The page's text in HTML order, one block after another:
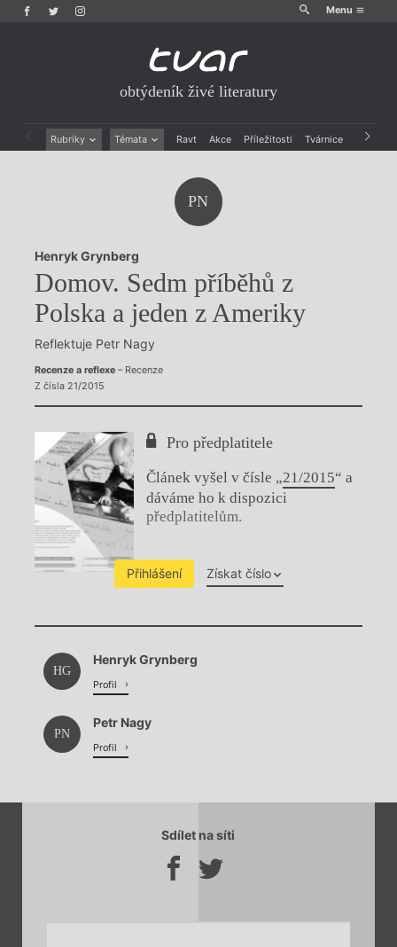
Menu
obtýdeník živé literatury
Rubriky Témata Ravt Akce Příležitosti Tvárnice Archiv
Rozhovory
Dokument
Výroční ceny
PN
Henryk Grynberg
Domov. Sedm příběhů z
Polska a jeden z Ameriky
Reflektuje Petr Nagy
Recenze a reflexe– Recenze
Z čísla 21/2015
Pro předplatitele
Článek vyšel v čísle „21/2015“ a
dáváme ho k dispozici
předplatitelům.
Přihlášení Získat číslo
Chviličku.
Načítá se.
HG
Henryk Grynberg
Profil
PN
Petr Nagy
Profil
Sdílet na síti